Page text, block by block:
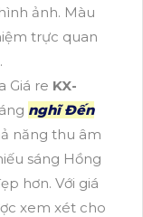
ảnh. Màu
trực quan
Giá re KX-
nghĩ Đến
năng thu âm
sáng Hồng
hơn. Với giá
xem xét cho